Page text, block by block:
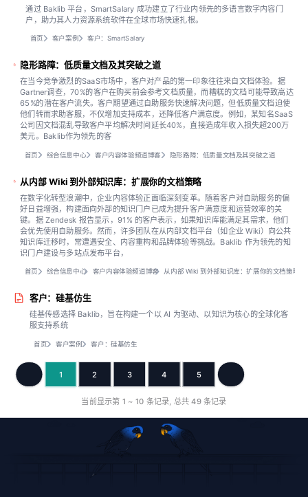
通过 Baklib 平台，SmartSalary 成功建立了行业内领先的多语言数字内容门
户，助力其人力资源系统软件在全球市场快速扎根。
首页 客户案例 客户：SmartSalary
隐形路障：低质量文档及其突破之道
在当今竞争激烈的SaaS市场中，客户对产品的第一印象往往来自文档体验。据
Gartner调查，70%的客户在购买前会参考文档质量，而糟糕的文档可能导致高达
65%的潜在客户流失。客户期望通过自助服务快速解决问题，但低质量文档迫使
他们转而求助客服，不仅增加支持成本，还降低客户满意度。例如，某知名SaaS
公司因文档混乱导致客户平均解决时间延长40%，直接造成年收入损失超200万
美元。Baklib作为领先的客
首页 综合信息中心 客户内容体验频道博客 隐形路障：低质量文档及其突破之道
从内部 Wiki 到外部知识库：扩展你的文档策略
在数字化转型浪潮中，企业内容体验正面临深刻变革。随着客户对自助服务的偏
好日益增强，构建面向外部的知识门户已成为提升客户满意度和运营效率的关
键。据 Zendesk 报告显示，91% 的客户表示，如果知识库能满足其需求，他们
会优先使用自助服务。然而，许多团队在从内部文档平台（如企业 Wiki）向公共
知识库迁移时，常遭遇安全、内容重构和品牌体验等挑战。Baklib 作为领先的知
识门户建设与多站点发布平台，
首页 综合信息中心 客户内容体验频道博客 从内部 Wiki 到外部知识库：扩展你的文档策略
客户：硅基仿生
硅基传感选择 Baklib，旨在构建一个以 AI 为驱动、以知识为核心的全球化客
服支持系统
首页 客户案例 客户：硅基仿生
上一页 1 2 3 4 5 下一页
当前显示第 1 ~ 10 条记录, 总共49条记录